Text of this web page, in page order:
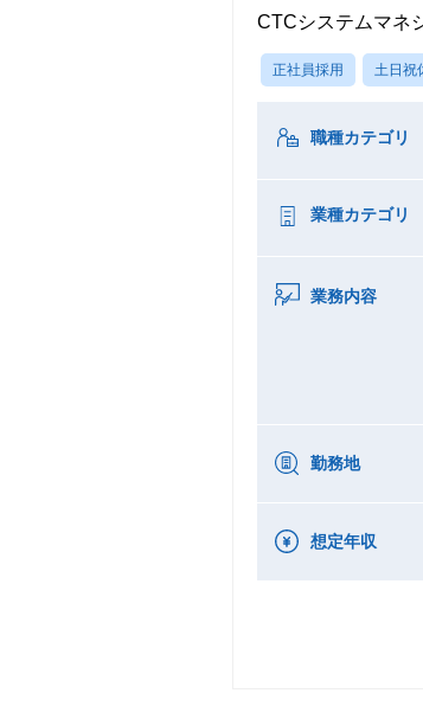
CTCシステムマネ
正社員採用 土日祝
職種カテゴリ
業種カテゴリ
業務内容
勤務地
想定年収